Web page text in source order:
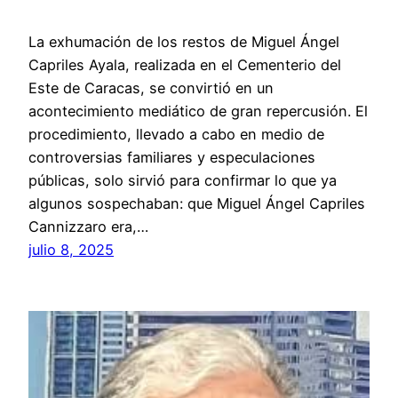
La exhumación de los restos de Miguel Ángel
Capriles Ayala, realizada en el Cementerio del
Este de Caracas, se convirtió en un
acontecimiento mediático de gran repercusión. El
procedimiento, llevado a cabo en medio de
controversias familiares y especulaciones
públicas, solo sirvió para confirmar lo que ya
algunos sospechaban: que Miguel Ángel Capriles
Cannizzaro era,…
julio 8, 2025